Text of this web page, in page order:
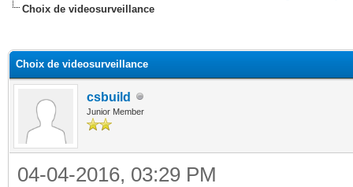
Choix de videosurveillance
Choix de videosurveillance
csbuild
Junior Member
04-04-2016, 03:29 PM